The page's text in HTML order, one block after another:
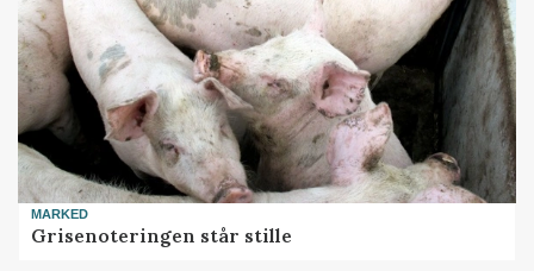
MARKED
Grisenoteringen står stille